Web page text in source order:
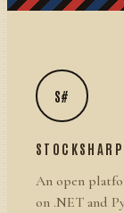
S#
STOCKSHARP
An open
on .NET and